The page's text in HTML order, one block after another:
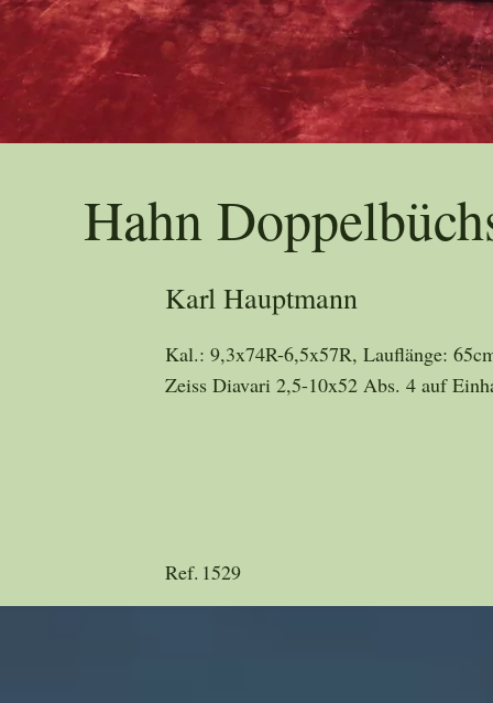
Hahn
Karl Hauptmann
Kal.: 9,3x74R-6,5x57R, Lauflänge:
Zeiss Diavari 2,5-10x52 Abs. 4 auf
Ref. 1529